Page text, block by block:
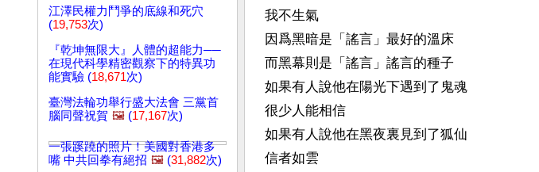
江澤民權力鬥爭的底線和死穴
(19,753次)
『乾坤無限大』人體的超能力──
在現代科學精密觀察下的特異功
能實驗 (18,671次)
臺灣法輪功舉行盛大法會 三黨首
腦同聲祝賀 🖼️ (17,167次)
一張蹊蹺的照片！美國對香港多
嘴 中共回拳有絕招 🖼️ (31,882次)
我不生氣
因爲黑暗是「謠言」最好的溫床
而黑幕則是「謠言」謠言的種子
如果有人說他在陽光下遇到了鬼魂
很少人能相信
如果有人說他在黑夜裏見到了狐仙
信者如雲